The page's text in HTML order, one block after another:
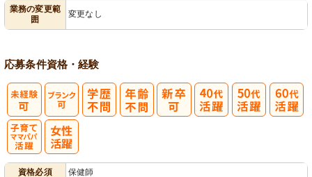
業務の変更範
囲
変更なし
応募条件資格・経験
資格必須 保健師